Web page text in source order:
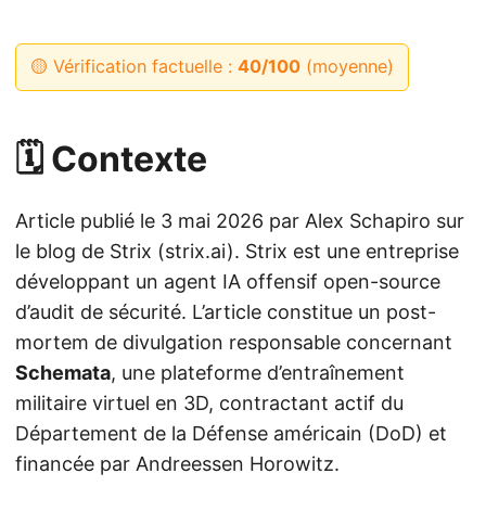
🟡 Vérification factuelle : 40/100(moyenne)
🗓️ Contexte
Article publié le 3 mai 2026 par Alex Schapiro sur
le blog de Strix (strix.ai). Strix est une entreprise
développant un agent IA offensif open-source
d’audit de sécurité. L’article constitue un post-
mortem de divulgation responsable concernant
Schemata, une plateforme d’entraînement
militaire virtuel en 3D, contractant actif du
Département de la Défense américain (DoD) et
financée par Andreessen Horowitz.